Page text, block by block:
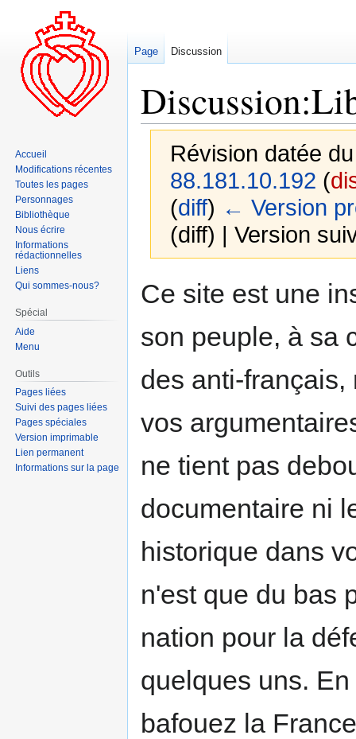
Révision datée
88.181.10.192 (
(diff) ← Version
(diff) | Version
à
navigation
à
recherche
Ce site est une
son peuple, à sa
des anti-
vos
ne tient pas
documentaire ni
historique dans
n'est que du bas
nation pour la
quelques uns.
bafouez la
Page Discussion
Accueil
Modifications récentes
Toutes les pages
Personnages
Bibliothèque
Nous écrire
Informations
rédactionnelles
Liens
Qui sommes-nous?
Spécial
Aide
Menu
Outils
Pages liées
Suivi des pages liées
Pages spéciales
Version imprimable
Lien permanent
Informations sur la page